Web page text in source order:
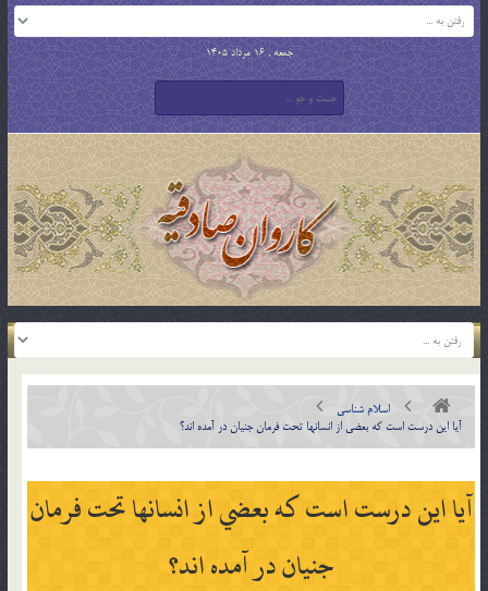
جمعه , 16 مرداد 1405
اسلام شناسی
آيا اين درست است كه بعضي از انسانها تحت فرمان جنيان در آمده اند؟
آيا اين درست است كه بعضي از انسانها تحت فرمان
جنيان در آمده اند؟